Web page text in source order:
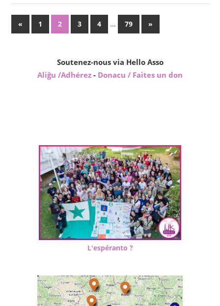
Paĝnumerado
«Antaŭaj
afiŝoj
1 2 3 4 … 79
Sekvaj
afiŝoj
»
Soutenez-nous via Hello Asso
Aliĝu /Adhérez - Donacu / Faites un don
L'espéranto ?